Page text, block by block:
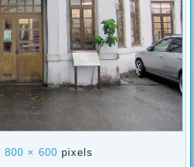
800 × 600 pixels